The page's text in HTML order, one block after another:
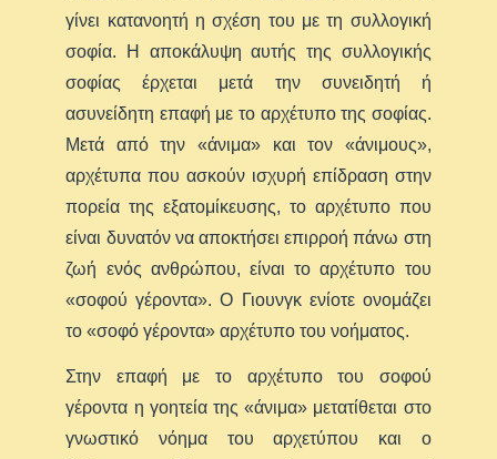
γίνει κατανοητή η σχέση του με τη συλλογική
σοφία. Η αποκάλυψη αυτής της συλλογικής
σοφίας έρχεται μετά την συνειδητή ή
ασυνείδητη επαφή με το αρχέτυπο της σοφίας.
Μετά από την «άνιμα» και τον «άνιμους»,
αρχέτυπα που ασκούν ισχυρή επίδραση στην
πορεία της εξατομίκευσης, το αρχέτυπο που
είναι δυνατόν να αποκτήσει επιρροή πάνω στη
ζωή ενός ανθρώπου, είναι το αρχέτυπο του
«σοφού γέροντα». Ο Γιουνγκ ενίοτε ονομάζει
το «σοφό γέροντα» αρχέτυπο του νοήματος.
Στην επαφή με το αρχέτυπο του σοφού
γέροντα η γοητεία της «άνιμα» μετατίθεται στο
γνωστικό νόημα του αρχετύπου και ο